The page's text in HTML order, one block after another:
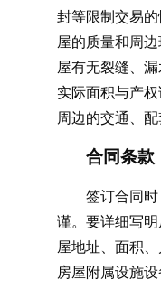
封等限制交易
屋的质量和周
屋有无裂缝、
实际面积与产
周边的交通、配
合同条款
签订合同
谨。要详细写
屋地址、面积
房屋附属设施